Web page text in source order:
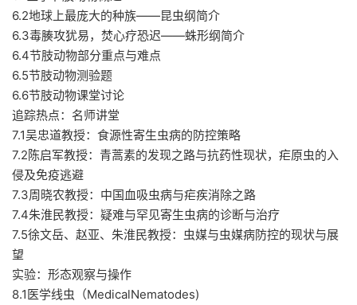
6.2地球上最庞大的种族——昆虫纲简介
6.3毒腠攻犹易，焚心疗恐迟——蛛形纲简介
6.4节肢动物部分重点与难点
6.5节肢动物测验题
6.6节肢动物课堂讨论
追踪热点：名师讲堂
7.1吴忠道教授：食源性寄生虫病的防控策略
7.2陈启军教授：青蒿素的发现之路与抗药性现状，疟原虫的入
侵及免疫逃避
7.3周晓农教授：中国血吸虫病与疟疾消除之路
7.4朱淮民教授：疑难与罕见寄生虫病的诊断与治疗
7.5徐文岳、赵亚、朱淮民教授：虫媒与虫媒病防控的现状与展
望
实验：形态观察与操作
8.1医学线虫（MedicalNematodes)